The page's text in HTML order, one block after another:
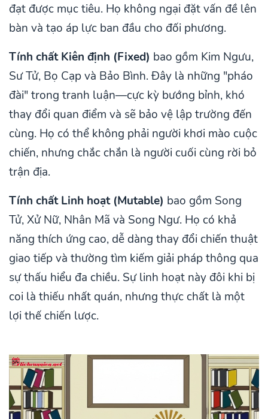
đạt được mục tiêu. Họ không ngại đặt vấn đề lên
bàn và tạo áp lực ban đầu cho đối phương.
Tính chất Kiên định (Fixed) bao gồm Kim Ngưu,
Sư Tử, Bọ Cạp và Bảo Bình. Đây là những "pháo
đài" trong tranh luận—cực kỳ bướng bỉnh, khó
thay đổi quan điểm và sẽ bảo vệ lập trường đến
cùng. Họ có thể không phải người khơi mào cuộc
chiến, nhưng chắc chắn là người cuối cùng rời bỏ
trận địa.
Tính chất Linh hoạt (Mutable) bao gồm Song
Tử, Xử Nữ, Nhân Mã và Song Ngư. Họ có khả
năng thích ứng cao, dễ dàng thay đổi chiến thuật
giao tiếp và thường tìm kiếm giải pháp thông qua
sự thấu hiểu đa chiều. Sự linh hoạt này đôi khi bị
coi là thiếu nhất quán, nhưng thực chất là một
lợi thế chiến lược.